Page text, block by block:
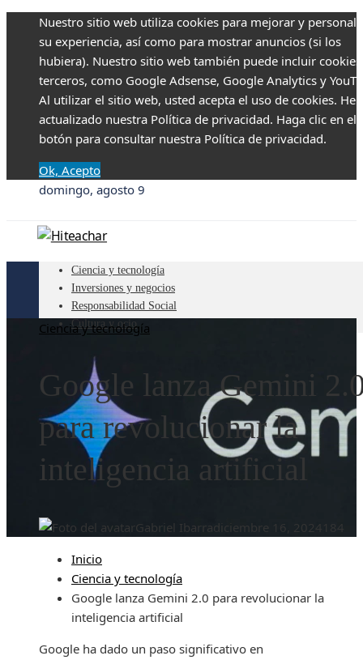
Nuestro sitio web utiliza cookies para mejorar y
su experiencia, así como para mostrar anuncios (si los
hubiera). Nuestro sitio web también puede incluir
terceros, como Google Adsense, Google Analytics y
Al utilizar el sitio web, usted acepta el uso de cookies.
actualizado nuestra Política de privacidad. Haga clic en el
botón para consultar nuestra Política de privacidad.
Ok, Acepto
domingo, agosto 9
Ciencia y tecnología
Inversiones y negocios
Responsabilidad Social
Cultura y ocio
Ciencia y tecnología
Google lanza Gemini
para revolucionar la
inteligencia artificial
Gabriel Ibarradiciembre 16, 2024 184
Inicio
Ciencia y tecnología
Google lanza Gemini 2.0 para revolucionar la
inteligencia artificial
Google ha dado un paso significativo en